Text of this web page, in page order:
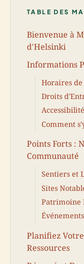
TABLE DES
Bienvenue à
d'Helsinki
Informations
Horaires
Droits
Accessibilité
Comment
Points Forts :
Communauté
Sentiers et
Sites
Patrimoine
Planifiez
Ressources